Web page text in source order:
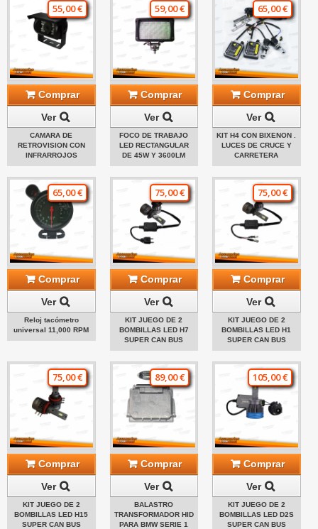
55,00 €
Comprar
Ver
CAMARA DE
RETROVISION CON
INFRARROJOS
59,00 €
Comprar
Ver
FOCO DE TRABAJO
LED RECTANGULAR
DE 45W Y 3600LM
65,00 €
Comprar
Ver
KIT H4 CON BIXENON .
LUCES DE CRUCE Y
CARRETERA
65,00 €
Comprar
Ver
Reloj tacómetro
universal 11,000 RPM
75,00 €
Comprar
Ver
KIT JUEGO DE 2
BOMBILLAS LED H7
SUPER CAN BUS
75,00 €
Comprar
Ver
KIT JUEGO DE 2
BOMBILLAS LED H1
SUPER CAN BUS
75,00 €
Comprar
Ver
KIT JUEGO DE 2
BOMBILLAS LED H15
SUPER CAN BUS
89,00 €
Comprar
Ver
BALASTRO
TRANSFORMADOR HID
PARA BMW SERIE 1
105,00 €
Comprar
Ver
KIT JUEGO DE 2
BOMBILLAS LED D2S
SUPER CAN BUS